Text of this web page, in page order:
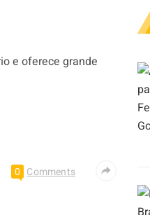
e oferece grande
0 Comments